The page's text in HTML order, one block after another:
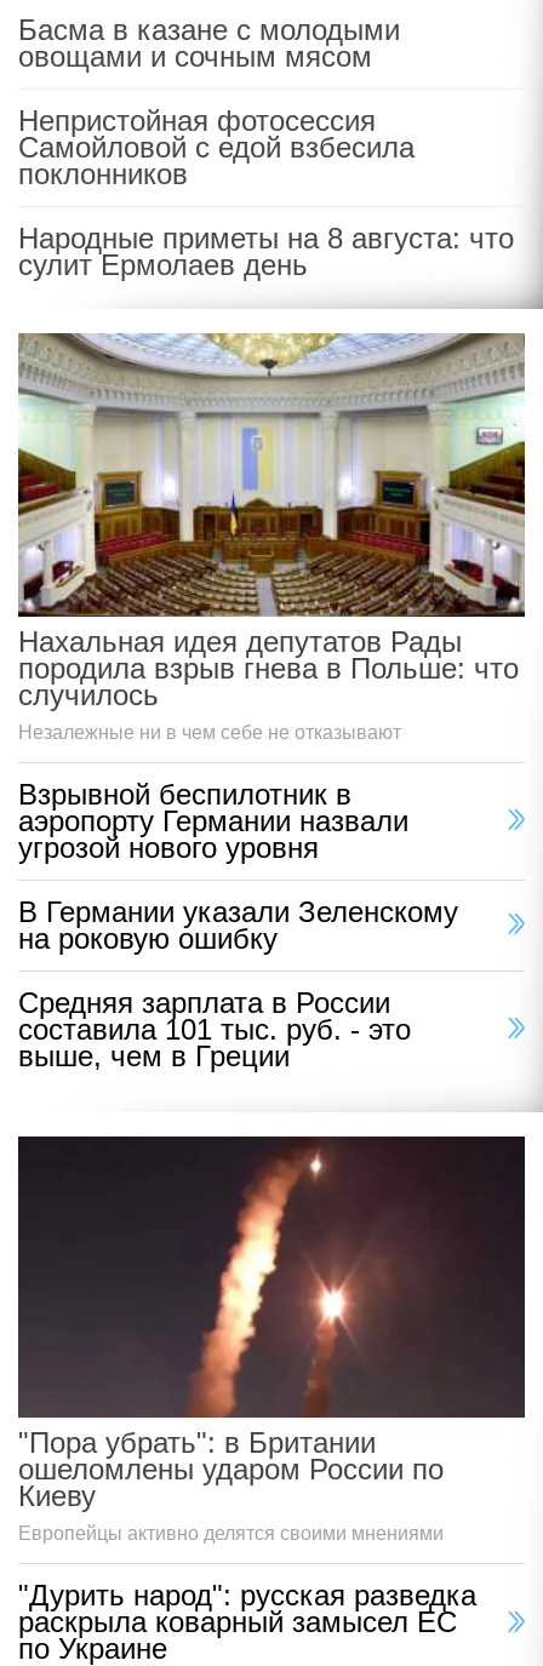
Басма в казане с молодыми
овощами и сочным мясом
Непристойная фотосессия
Самойловой с едой взбесила
поклонников
Народные приметы на 8 августа: что
сулит Ермолаев день
Нахальная идея депутатов Рады
породила взрыв гнева в Польше: что
случилось
Незалежные ни в чем себе не отказывают
Взрывной беспилотник в
аэропорту Германии назвали
угрозой нового уровня
В Германии указали Зеленскому
на роковую ошибку
Средняя зарплата в России
составила 101 тыс. руб. - это
выше, чем в Греции
"Пора убрать": в Британии
ошеломлены ударом России по
Киеву
Европейцы активно делятся своими мнениями
"Дурить народ": русская разведка
раскрыла коварный замысел ЕС
по Украине